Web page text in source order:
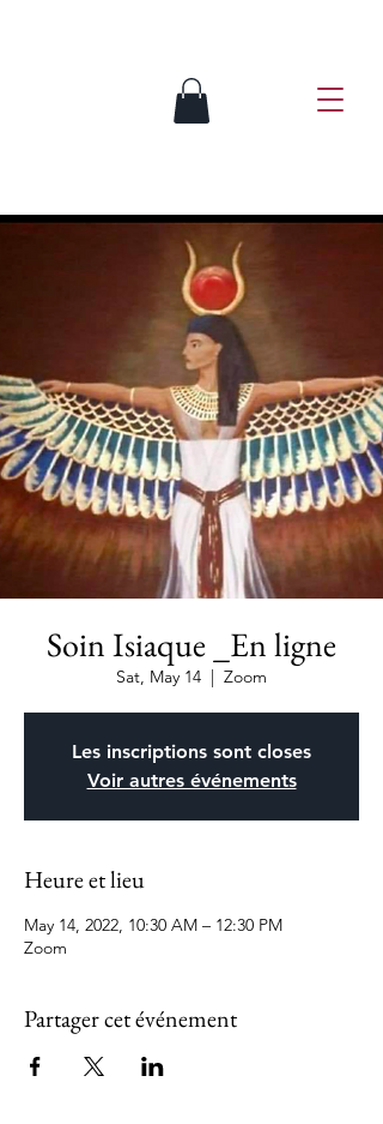
Soin Isiaque _En ligne
Sat, May 14
  |
Zoom
Les inscriptions sont closes
Voir autres événements
Heure et lieu
May 14, 2022, 10:30 AM – 12:30 PM
Zoom
Partager cet événement